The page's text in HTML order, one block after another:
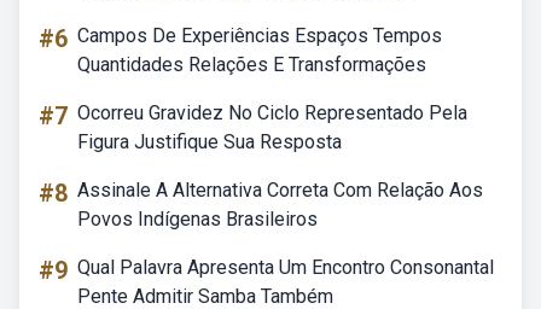
#6 Campos De Experiências Espaços Tempos
Quantidades Relações E Transformações
#7 Ocorreu Gravidez No Ciclo Representado Pela
Figura Justifique Sua Resposta
#8 Assinale A Alternativa Correta Com Relação Aos
Povos Indígenas Brasileiros
#9 Qual Palavra Apresenta Um Encontro Consonantal
Pente Admitir Samba Também